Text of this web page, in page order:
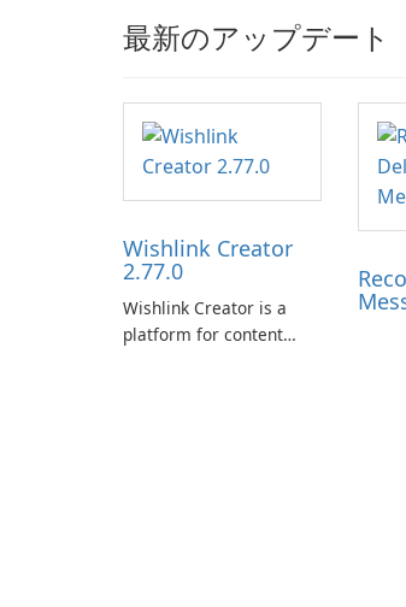
最新のアップデート
Wishlink Creator
2.77.0
Wishlink Creator is a
platform for content